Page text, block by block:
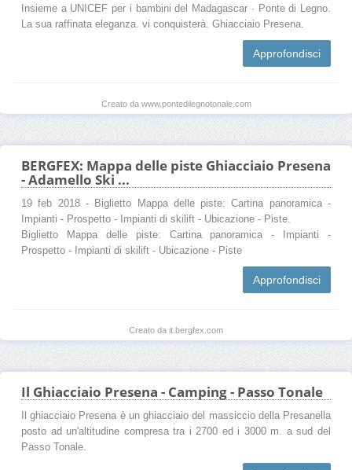
Insieme a UNICEF per i bambini del Madagascar · Ponte di Legno.
La sua raffinata eleganza. vi conquisterà. Ghiacciaio Presena.
Approfondisci
Creato da www.pontedilegnotonale.com
BERGFEX: Mappa delle piste Ghiacciaio Presena
- Adamello Ski ...
19 feb 2018 - Biglietto Mappa delle piste: Cartina panoramica -
Impianti - Prospetto - Impianti di skilift - Ubicazione - Piste.
Biglietto Mappa delle piste: Cartina panoramica - Impianti -
Prospetto - Impianti di skilift - Ubicazione - Piste
Approfondisci
Creato da it.bergfex.com
Il Ghiacciaio Presena - Camping - Passo Tonale
Il ghiacciaio Presena è un ghiacciaio del massiccio della Presanella
posto ad un'altitudine compresa tra i 2700 ed i 3000 m. a sud del
Passo Tonale.